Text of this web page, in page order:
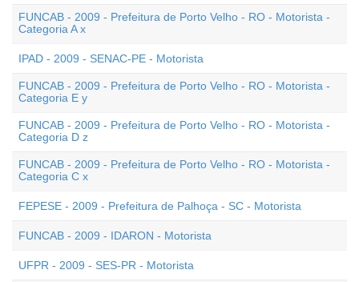
FUNCAB - 2009 - Prefeitura de Porto Velho - RO - Motorista -
Categoria A x
IPAD - 2009 - SENAC-PE - Motorista
FUNCAB - 2009 - Prefeitura de Porto Velho - RO - Motorista -
Categoria E y
FUNCAB - 2009 - Prefeitura de Porto Velho - RO - Motorista -
Categoria D z
FUNCAB - 2009 - Prefeitura de Porto Velho - RO - Motorista -
Categoria C x
FEPESE - 2009 - Prefeitura de Palhoça - SC - Motorista
FUNCAB - 2009 - IDARON - Motorista
UFPR - 2009 - SES-PR - Motorista